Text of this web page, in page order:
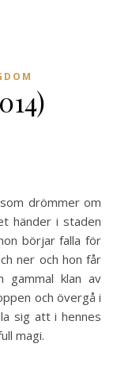
drömmer om
händer i staden
börjar falla för
ner och hon får
gammal klan av
och övergå i
sig att i hennes
magi.